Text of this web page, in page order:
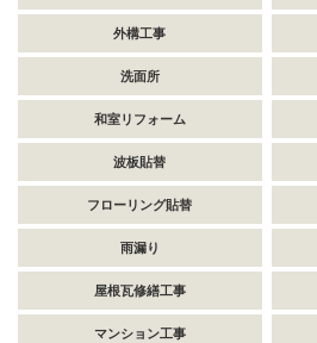
外構工事
洗面所
和室リフォーム
波板貼替
フローリング貼替
雨漏り
屋根瓦修繕工事
マンション工事